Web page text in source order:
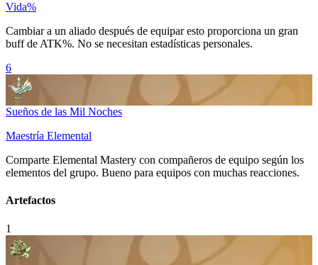
Vida%
Cambiar a un aliado después de equipar esto proporciona un gran
buff de ATK%. No se necesitan estadísticas personales.
6
Sueños de las Mil Noches
Maestría Elemental
Comparte Elemental Mastery con compañeros de equipo según los
elementos del grupo. Bueno para equipos con muchas reacciones.
Artefactos
1